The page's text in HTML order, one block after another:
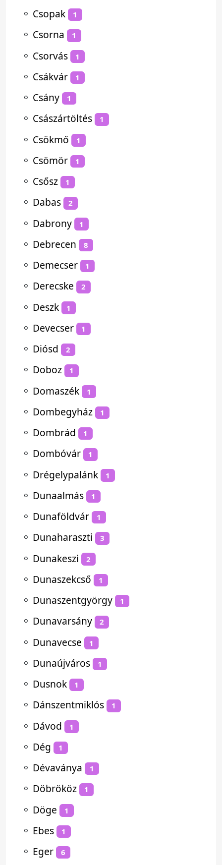
⚬ Csopak 1
⚬ Csorna 1
⚬ Csorvás 1
⚬ Csákvár 1
⚬ Csány 1
⚬ Császártöltés 1
⚬ Csökmő 1
⚬ Csömör 1
⚬ Csősz 1
⚬ Dabas 2
⚬ Dabrony 1
⚬ Debrecen 8
⚬ Demecser 1
⚬ Derecske 2
⚬ Deszk 1
⚬ Devecser 1
⚬ Diósd 2
⚬ Doboz 1
⚬ Domaszék 1
⚬ Dombegyház 1
⚬ Dombrád 1
⚬ Dombóvár 1
⚬ Drégelypalánk 1
⚬ Dunaalmás 1
⚬ Dunaföldvár 1
⚬ Dunaharaszti 3
⚬ Dunakeszi 2
⚬ Dunaszekcső 1
⚬ Dunaszentgyörgy 1
⚬ Dunavarsány 2
⚬ Dunavecse 1
⚬ Dunaújváros 1
⚬ Dusnok 1
⚬ Dánszentmiklós 1
⚬ Dávod 1
⚬ Dég 1
⚬ Dévaványa 1
⚬ Döbrököz 1
⚬ Döge 1
⚬ Ebes 1
⚬ Eger 6